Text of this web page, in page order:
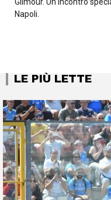
Napoli.
LE PIÙ LETTE